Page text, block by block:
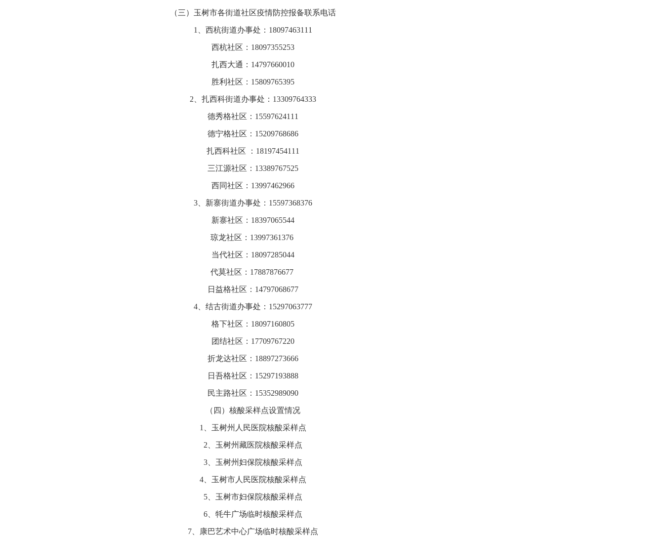
（三）玉树市各街道社区疫情防控报备联系电话
1、西杭街道办事处：18097463111
西杭社区：18097355253
扎西大通：14797660010
胜利社区：15809765395
2、扎西科街道办事处：13309764333
德秀格社区：15597624111
德宁格社区：15209768686
扎西科社区 ：18197454111
三江源社区：13389767525
西同社区：13997462966
3、新寨街道办事处：15597368376
新寨社区：18397065544
琼龙社区：13997361376
当代社区：18097285044
代莫社区：17887876677
日益格社区：14797068677
4、结古街道办事处：15297063777
格下社区：18097160805
团结社区：17709767220
折龙达社区：18897273666
日吾格社区：15297193888
民主路社区：15352989090
（四）核酸采样点设置情况
1、玉树州人民医院核酸采样点
2、玉树州藏医院核酸采样点
3、玉树州妇保院核酸采样点
4、玉树市人民医院核酸采样点
5、玉树市妇保院核酸采样点
6、牦牛广场临时核酸采样点
7、康巴艺术中心广场临时核酸采样点